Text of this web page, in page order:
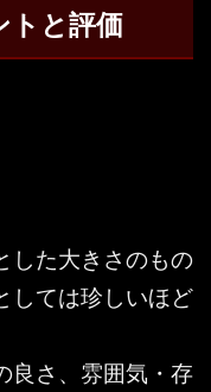
トと評価
した大きさのもの
しては珍しいほど
良さ、雰囲気・存